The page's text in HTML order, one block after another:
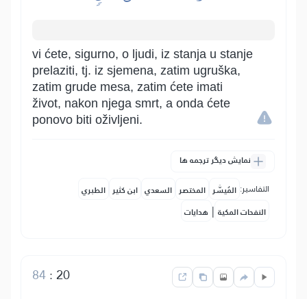
vi ćete, sigurno, o ljudi, iz stanja u stanje
prelaziti, tj. iz sjemena, zatim ugruška,
zatim grude mesa, zatim ćete imati
život, nakon njega smrt, a onda ćete
ponovo biti oživljeni.
نمایش دیگر ترجمه ها
التفاسير: المُيسَّر المختصر السعدي ابن كثير الطبري
النفحات المكية | هدايات
20
:
84